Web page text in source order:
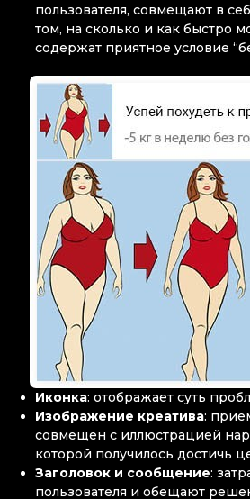
пользователя, совмещают в
том, на сколько и как быстро
содержат приятное условие
Иконка: отображает суть
Изображение креатива:
совмещен с иллюстрацией
которой получилось достичь
Заголовок и сообщение:
пользователя и обещают